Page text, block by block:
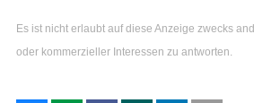
Es ist nicht erlaubt auf diese Anzeige zwecks
oder kommerzieller Interessen zu antworten.